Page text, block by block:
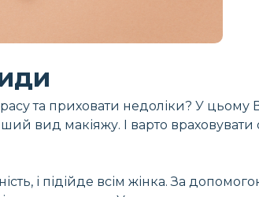
та приховати недоліки? У
вид макіяжу. І варто враховувати
і підійде всім жінка. За